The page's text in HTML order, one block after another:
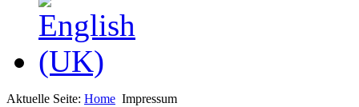
Aktuelle Seite: Home Impressum